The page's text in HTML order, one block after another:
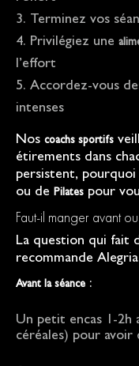
Terminez vos
Privilégiez une
l’effort
Accordez-vous
intenses
Nos coachs sportifs
étirements dans
persistent, pourquoi
ou de Pilates pour
Faut-il manger avant
La question qui fait
recommande
Avant la séance :
Un petit encas 1-2h
céréales) pour avoir